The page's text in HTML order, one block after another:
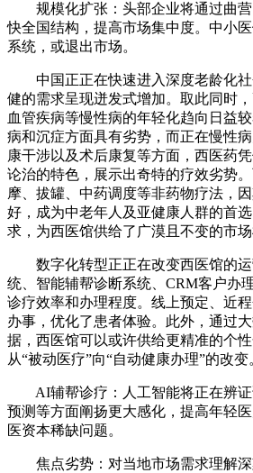
规模化扩张：头部企业将通过曲营
快全国结构，提高市场集中度。中小
系统，或退出市场。
中国正正在快速进入深度老龄化社
健的需求呈现迸发式增加。取此同时
血管疾病等慢性病的年轻化趋向日益
病和沉症方面具有劣势，而正在慢性
康干涉以及术后康复等方面，西医药
论治的特色，展示出奇特的疗效劣势
摩、拔罐、中药调度等非药物疗法，
好，成为中老年人及亚健康人群的首
求，为西医馆供给了广漠且不变的市场
数字化转型正正在改变西医馆的运
统、智能辅帮诊断系统、CRM客户办
诊疗效率和办理程度。线上预定、近
办事，优化了患者体验。此外，通过
据，西医馆可以或许供给更精准的个
从“被动医疗”向“自动健康办理”的改变
AI辅帮诊疗：人工智能将正在辨证
预测等方面阐扬更大感化，提高年轻
医资本稀缺问题。
焦点劣势：对当地市场需求理解深